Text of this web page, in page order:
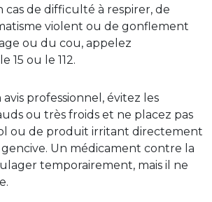
de difficulté à respirer, de
violent ou de gonflement
ou du cou, appelez
15 ou le 112.
professionnel, évitez les
ou très froids et ne placez pas
ou de produit irritant directement
Un médicament contre la
temporairement, mais il ne